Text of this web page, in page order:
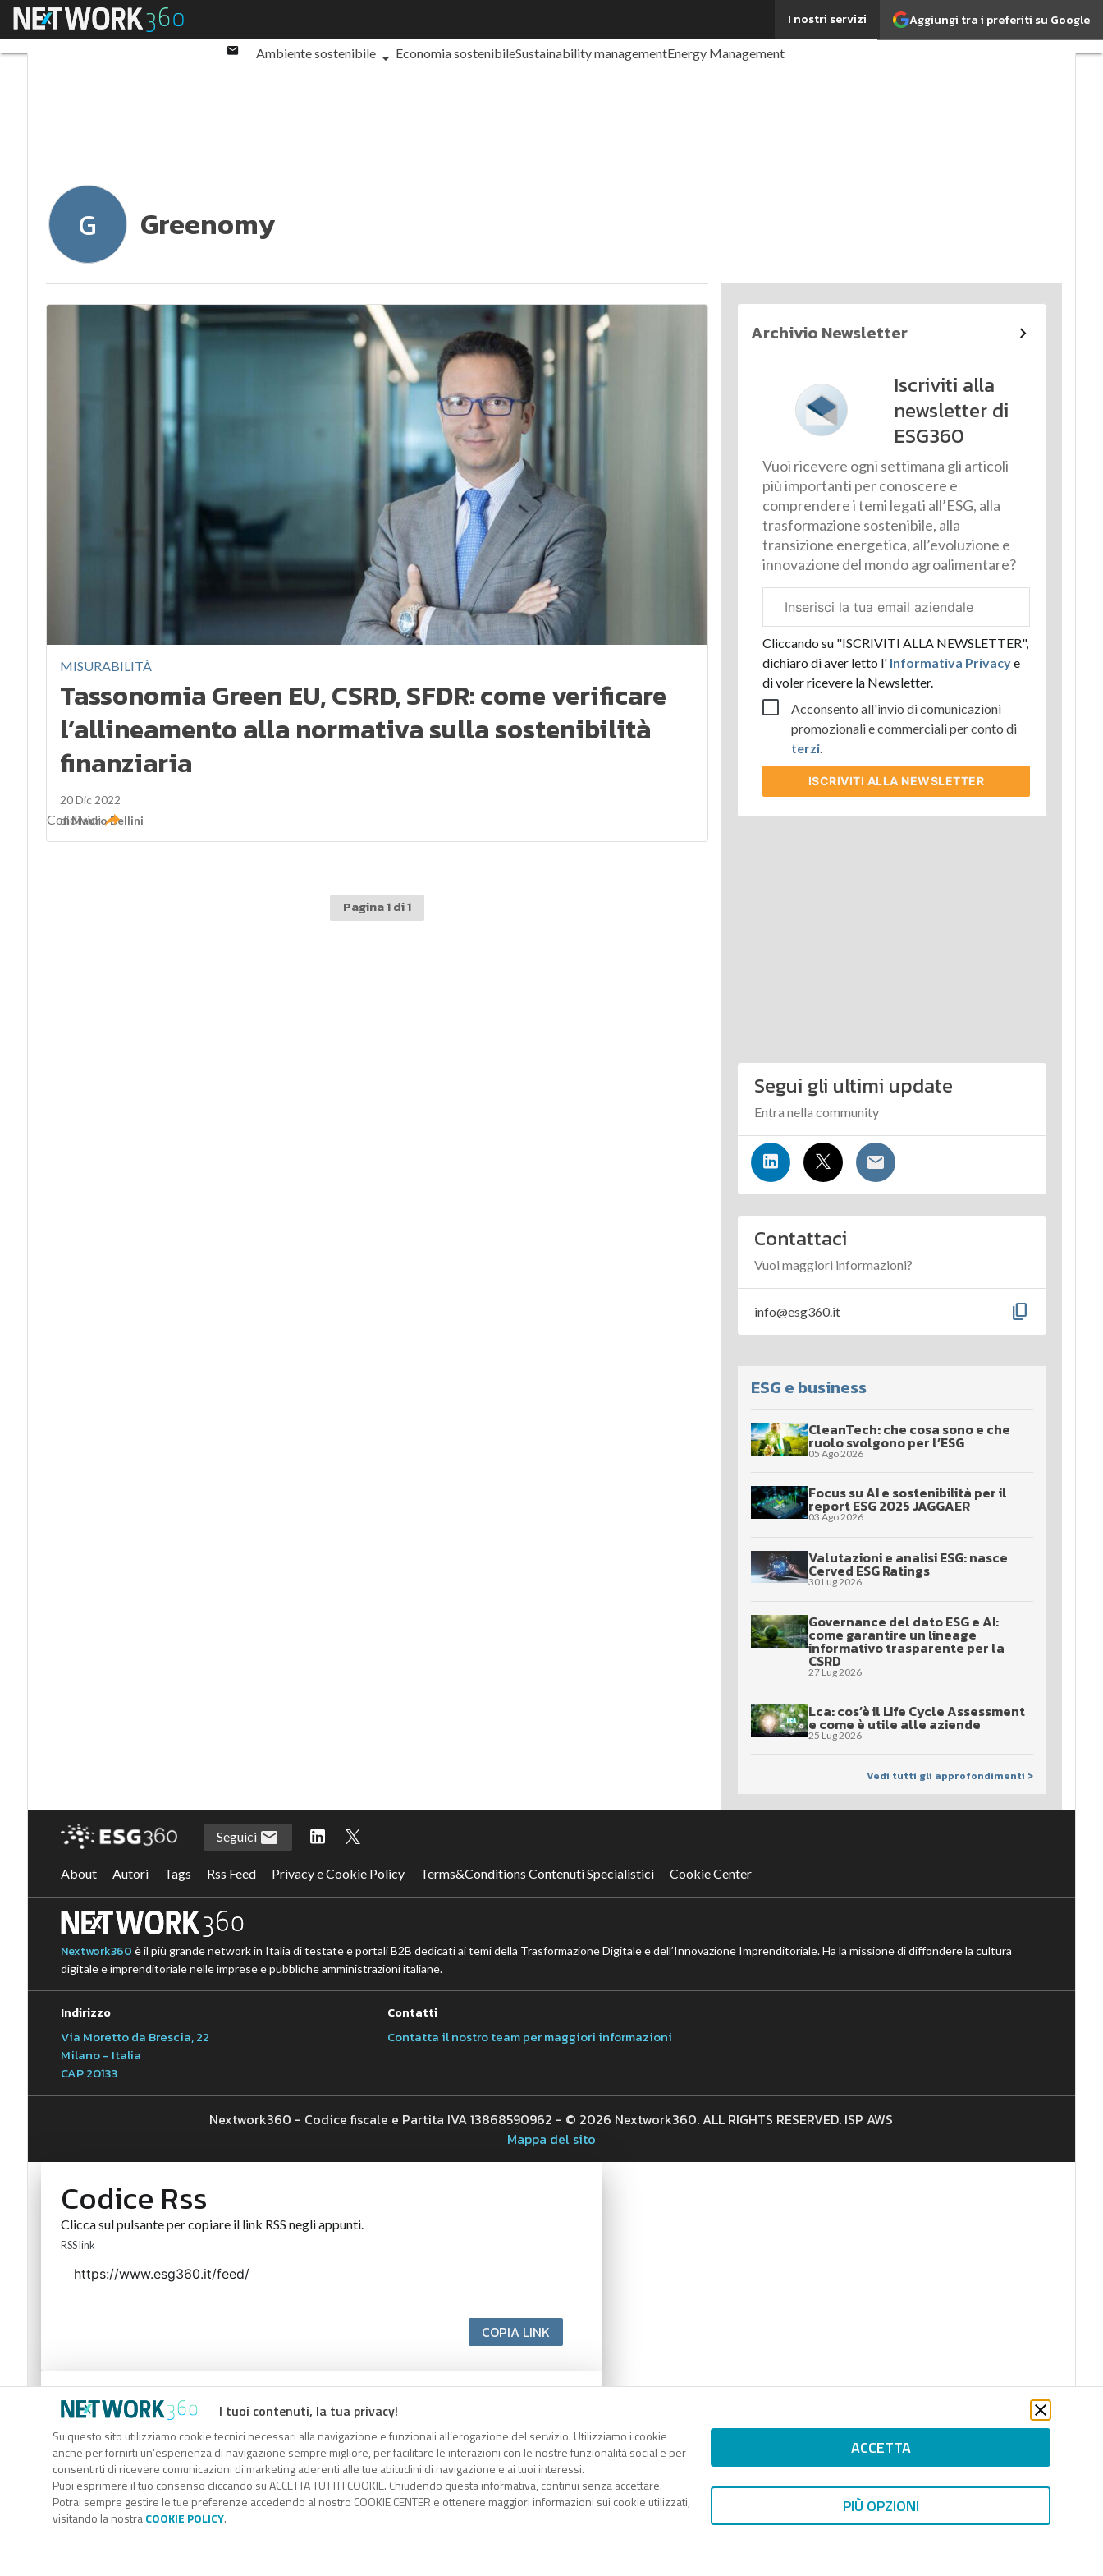
Aggiungi tra i preferiti su Google
I nostri servizi
Menu
Email
Sostenibilità: perché è importante?
Ambiente sostenibile
Economia sostenibileSustainability managementEnergy Management
G Greenomy
MISURABILITÀ
Tassonomia Green EU, CSRD, SFDR: come verificare
l’allineamento alla normativa sulla sostenibilità
finanziaria
20 Dic 2022
diMauro Bellini
Condividi
Pagina 1 di 1
Archivio Newsletter
Iscriviti alla
newsletter di
ESG360
Vuoi ricevere ogni settimana gli articoli
più importanti per conoscere e
comprendere i temi legati all’ESG, alla
trasformazione sostenibile, alla
transizione energetica, all’evoluzione e
innovazione del mondo agroalimentare?
aziendale
Cliccando su "ISCRIVITI ALLA NEWSLETTER",
dichiaro di aver letto l'Informativa Privacye
di voler ricevere la Newsletter.
Acconsento all'invio di comunicazioni
promozionali e commerciali per conto di
terzi.
ISCRIVITI ALLA NEWSLETTER
Segui gli ultimi update
Entra nella community
Contattaci
Vuoi maggiori informazioni?
info@esg360.it content_copy
ESG e business
CleanTech: che cosa sono e che
ruolo svolgono per l’ESG
05 Ago 2026
Focus su AI e sostenibilità per il
report ESG 2025 JAGGAER
03 Ago 2026
Valutazioni e analisi ESG: nasce
Cerved ESG Ratings
30 Lug 2026
Governance del dato ESG e AI:
come garantire un lineage
informativo trasparente per la
CSRD
27 Lug 2026
Lca: cos’è il Life Cycle Assessment
e come è utile alle aziende
25 Lug 2026
Vedi tutti gli approfondimenti >
I tuoi contenuti, la tua privacy!
Su questo sito utilizziamo cookie tecnici necessari alla navigazione e funzionali all’erogazione del servizio. Utilizziamo i cookie
anche per fornirti un’esperienza di navigazione sempre migliore, per facilitare le interazioni con le nostre funzionalità social e per
consentirti di ricevere comunicazioni di marketing aderenti alle tue abitudini di navigazione e ai tuoi interessi.
Puoi esprimere il tuo consenso cliccando su ACCETTA TUTTI I COOKIE. Chiudendo questa informativa, continui senza accettare.
Potrai sempre gestire le tue preferenze accedendo al nostro COOKIE CENTER e ottenere maggiori informazioni sui cookie utilizzati,
visitando la nostraCOOKIE POLICY.
ACCETTA
PIÙ OPZIONI
Seguici
About Autori Tags Rss Feed Privacy e Cookie Policy Terms&Conditions Contenuti Specialistici Cookie Center
Nextwork360 è il più grande network in Italia di testate e portali B2B dedicati ai temi della Trasformazione Digitale e dell’Innovazione Imprenditoriale. Ha la missione di diffondere la cultura
digitale e imprenditoriale nelle imprese e pubbliche amministrazioni italiane.
Indirizzo
Via Moretto da Brescia, 22
Milano - Italia
CAP 20133
Contatti
Contatta il nostro team per maggiori informazioni
Nextwork360 - Codice fiscale e Partita IVA 13868590962 - © 2026 Nextwork360. ALL RIGHTS RESERVED. ISP AWS
Mappa del sito
Codice Rss
Clicca sul pulsante per copiare il link RSS negli appunti.
RSS link
COPIA LINK
Codice Rss
Clicca sul pulsante per copiare il link RSS negli appunti.
RSS link